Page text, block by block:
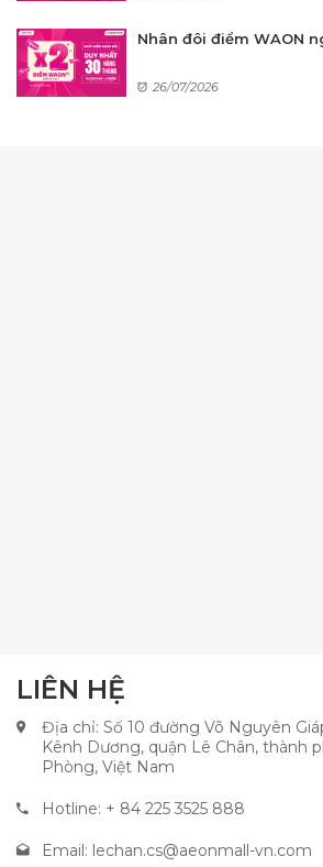
Nhân đôi điểm WAON
26/07/2026
LIÊN HỆ
Địa chỉ: Số 10 đường Võ Nguyên
Kênh Dương, quận Lê Chân, thành
Phòng, Việt Nam
Hotline: + 84 225 3525 888
Email: lechan.cs@aeonmall-vn.com